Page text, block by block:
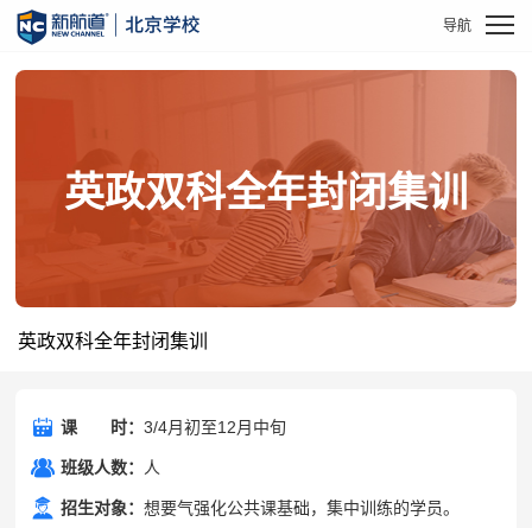
英政双科全年封闭集训
英政双科全年封闭集训
课 时：3/4月初至12月中旬
班级人数： 人
招生对象：想要气强化公共课基础，集中训练的学员。